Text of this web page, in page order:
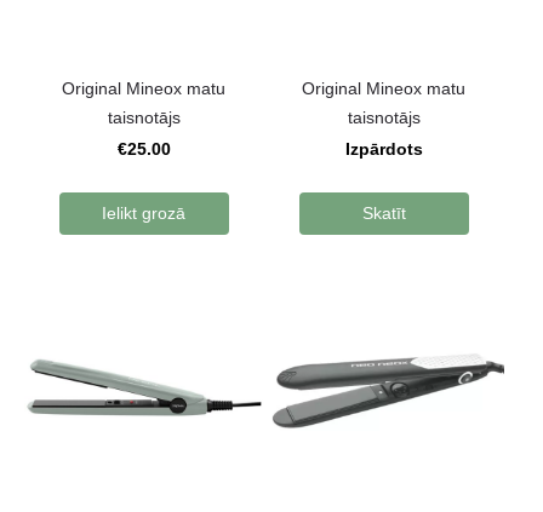
Original Mineox matu
taisnotājs
€25.00
Ielikt grozā
Original Mineox matu
taisnotājs
Izpārdots
Skatīt